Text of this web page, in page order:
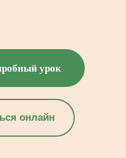
урок
онлайн